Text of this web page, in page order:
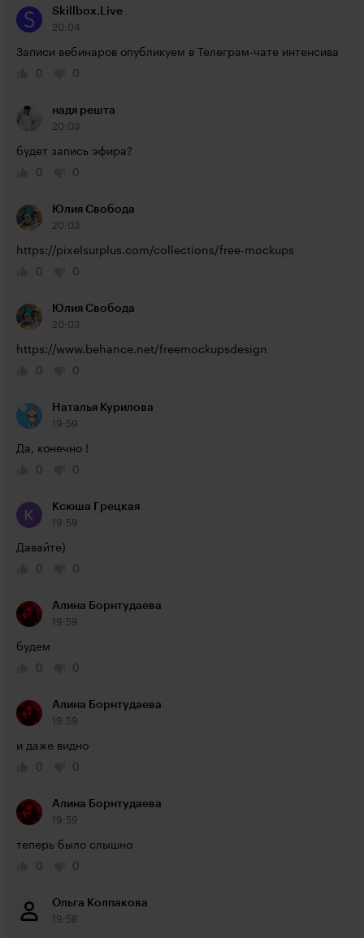
Skillbox.Live
20:04
Записи вебинаров опубликуем в Телеграм-чате интенсива
0
0
надя решта
20:03
будет запись эфира?
0
0
Юлия Свобода
20:03
https://pixelsurplus.com/collections/free-mockups
0
0
Юлия Свобода
20:03
https://www.behance.net/freemockupsdesign
0
0
Наталья Курилова
19:59
Да, конечно !
0
0
Ксюша Грецкая
19:59
Давайте)
0
0
Алина Борнтудаева
19:59
будем
0
0
Алина Борнтудаева
19:59
и даже видно
0
0
Алина Борнтудаева
19:59
теперь было слышно
0
0
Ольга Колпакова
19:58